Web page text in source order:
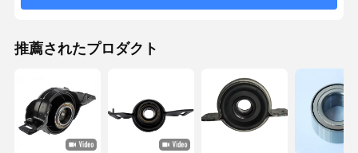
推薦されたプロダクト